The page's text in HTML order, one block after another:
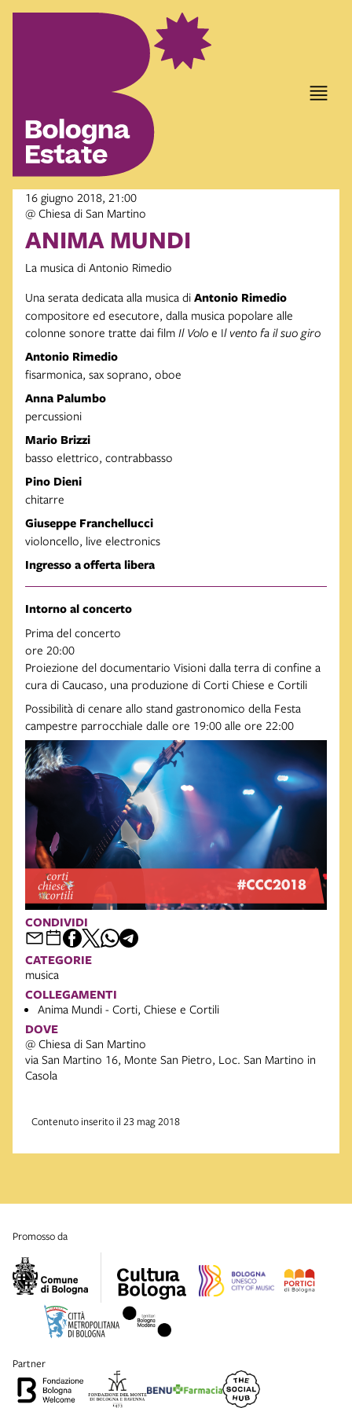
16 giugno 2018, 21:00
@ Chiesa di San Martino
ANIMA MUNDI
La musica di Antonio Rimedio
Una serata dedicata alla musica di Antonio Rimedio
compositore ed esecutore, dalla musica popolare alle
colonne sonore tratte dai film Il Volo e Il vento fa il suo giro
Antonio Rimedio
fisarmonica, sax soprano, oboe
Anna Palumbo
percussioni
Mario Brizzi
basso elettrico, contrabbasso
Pino Dieni
chitarre
Giuseppe Franchellucci
violoncello, live electronics
Ingresso a offerta libera
Intorno al concerto
Prima del concerto
ore 20:00
Proiezione del documentario Visioni dalla terra di confine a
cura di Caucaso, una produzione di Corti Chiese e Cortili
Possibilità di cenare allo stand gastronomico della Festa
campestre parrocchiale dalle ore 19:00 alle ore 22:00
CONDIVIDI
CATEGORIE
musica
COLLEGAMENTI
Anima Mundi - Corti, Chiese e Cortili
DOVE
@ Chiesa di San Martino
via San Martino 16, Monte San Pietro, Loc. San Martino in
Casola
Contenuto inserito il 23 mag 2018
promosso da
partner